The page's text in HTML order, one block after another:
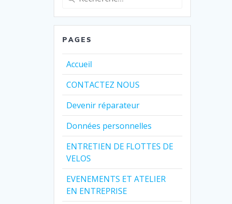
pour
:
PAGES
Accueil
CONTACTEZ NOUS
Devenir réparateur
Données personnelles
ENTRETIEN DE FLOTTES DE
VELOS
EVENEMENTS ET ATELIER
EN ENTREPRISE